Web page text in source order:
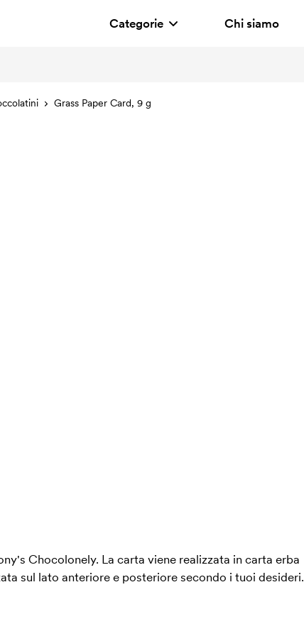
Categorie Chi siamo
Grass Paper Card, 9 g
Chocolonely. La carta viene realizzata in carta erba
sul lato anteriore e posteriore secondo i tuoi desideri.